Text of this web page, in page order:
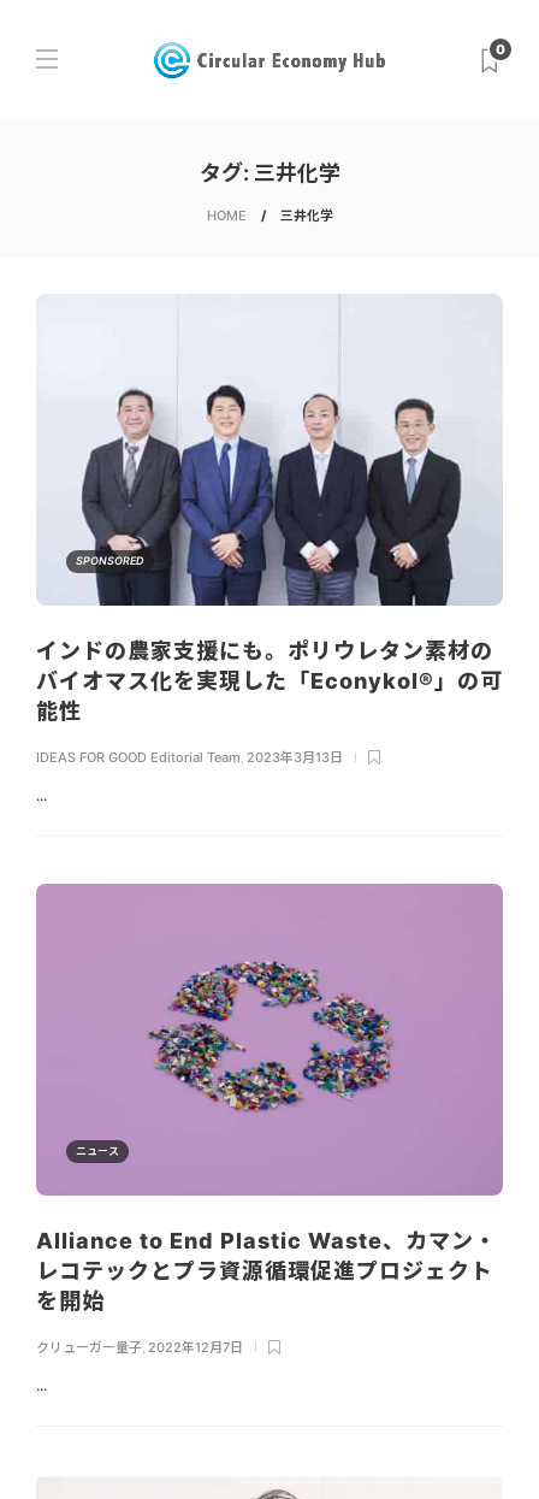
0
タグ: 三井化学
HOME 三井化学
SPONSORED
インドの農家支援にも。ポリウレタン素材の
バイオマス化を実現した「Econykol®︎」の可
能性
IDEAS FOR GOOD Editorial Team 2023年3月13日
...
ニュース
Alliance to End Plastic Waste、カマン・
レコテックとプラ資源循環促進プロジェクト
を開始
クリューガー量子 2022年12月7日
...